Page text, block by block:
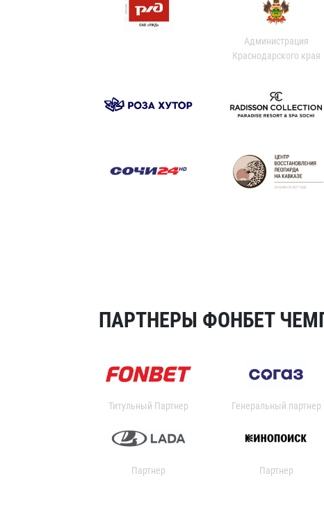
Администрация
Краснодарского края
ПАРТНЕРЫ ФОНБЕТ
Титульный Партнер Генеральный партнер
Партнер Партнер